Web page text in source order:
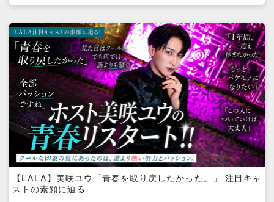
【LALA】美咲ユウ「青春を取り戻したかった。」 注目キャ
ストの素顔に迫る